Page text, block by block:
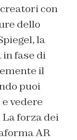
con
dello
la
in fase di
il
puoi
vedere
forza dei
AR